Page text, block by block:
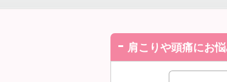
肩こりや頭痛にお